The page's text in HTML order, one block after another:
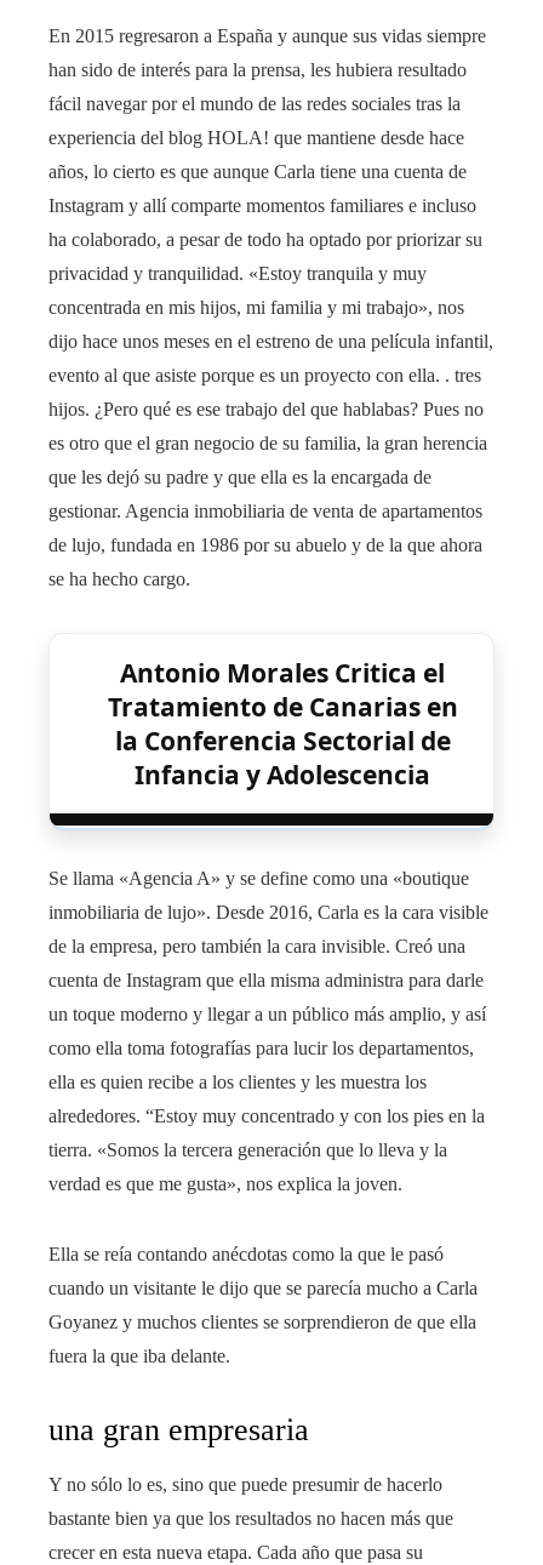
En 2015 regresaron a España y aunque sus vidas siempre
han sido de interés para la prensa, les hubiera resultado
fácil navegar por el mundo de las redes sociales tras la
experiencia del blog HOLA! que mantiene desde hace
años, lo cierto es que aunque Carla tiene una cuenta de
Instagram y allí comparte momentos familiares e incluso
ha colaborado, a pesar de todo ha optado por priorizar su
privacidad y tranquilidad. «Estoy tranquila y muy
concentrada en mis hijos, mi familia y mi trabajo», nos
dijo hace unos meses en el estreno de una película infantil,
evento al que asiste porque es un proyecto con ella. . tres
hijos. ¿Pero qué es ese trabajo del que hablabas? Pues no
es otro que el gran negocio de su familia, la gran herencia
que les dejó su padre y que ella es la encargada de
gestionar. Agencia inmobiliaria de venta de apartamentos
de lujo, fundada en 1986 por su abuelo y de la que ahora
se ha hecho cargo.
Antonio Morales Critica el
Tratamiento de Canarias en
la Conferencia Sectorial de
Infancia y Adolescencia
Se llama «Agencia A» y se define como una «boutique
inmobiliaria de lujo». Desde 2016, Carla es la cara visible
de la empresa, pero también la cara invisible. Creó una
cuenta de Instagram que ella misma administra para darle
un toque moderno y llegar a un público más amplio, y así
como ella toma fotografías para lucir los departamentos,
ella es quien recibe a los clientes y les muestra los
alrededores. “Estoy muy concentrado y con los pies en la
tierra. «Somos la tercera generación que lo lleva y la
verdad es que me gusta», nos explica la joven.
Ella se reía contando anécdotas como la que le pasó
cuando un visitante le dijo que se parecía mucho a Carla
Goyanez y muchos clientes se sorprendieron de que ella
fuera la que iba delante.
una gran empresaria
Y no sólo lo es, sino que puede presumir de hacerlo
bastante bien ya que los resultados no hacen más que
crecer en esta nueva etapa. Cada año que pasa su